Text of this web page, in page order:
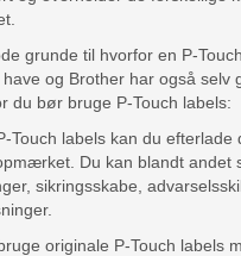
grunde til hvorfor en P-Touch
og Brother har også selv
du bør bruge P-Touch labels:
Touch labels kan du efterlade
Du kan blandt andet
sikringsskabe,
originale P-Touch labels